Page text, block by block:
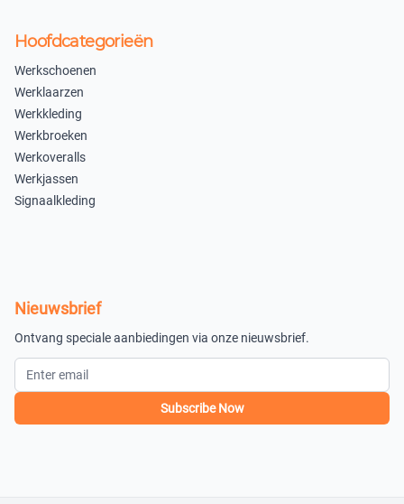
Hoofdcategorieën
Werkschoenen
Werklaarzen
Werkkleding
Werkbroeken
Werkoveralls
Werkjassen
Signaalkleding
Nieuwsbrief
Ontvang speciale aanbiedingen via onze nieuwsbrief.
Subscribe Now